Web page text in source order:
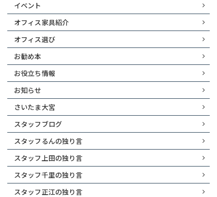
イベント
オフィス家具紹介
オフィス選び
お勧め本
お役立ち情報
お知らせ
さいたま大宮
スタッフブログ
スタッフるんの独り言
スタッフ上田の独り言
スタッフ千里の独り言
スタッフ正江の独り言